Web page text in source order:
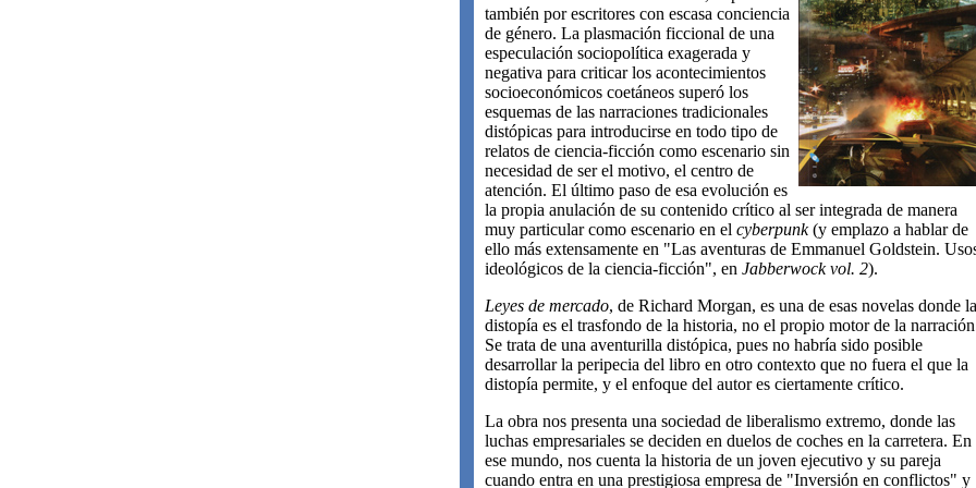
también por escritores con escasa conciencia
de género. La plasmación ficcional de una
especulación sociopolítica exagerada y
negativa para criticar los acontecimientos
socioeconómicos coetáneos superó los
esquemas de las narraciones tradicionales
distópicas para introducirse en todo tipo de
relatos de ciencia-ficción como escenario sin
necesidad de ser el motivo, el centro de
atención. El último paso de esa evolución es
la propia anulación de su contenido crítico al ser integrada de manera
muy particular como escenario en el cyberpunk (y emplazo a hablar de
ello más extensamente en "Las aventuras de Emmanuel Goldstein.
ideológicos de la ciencia-ficción", en Jabberwock vol. 2).
Leyes de mercado, de Richard Morgan, es una de esas novelas donde la
distopía es el trasfondo de la historia, no el propio motor de la
Se trata de una aventurilla distópica, pues no habría sido posible
desarrollar la peripecia del libro en otro contexto que no fuera el que la
distopía permite, y el enfoque del autor es ciertamente crítico.
La obra nos presenta una sociedad de liberalismo extremo, donde las
luchas empresariales se deciden en duelos de coches en la carretera. En
ese mundo, nos cuenta la historia de un joven ejecutivo y su pareja
cuando entra en una prestigiosa empresa de "Inversión en conflictos" y